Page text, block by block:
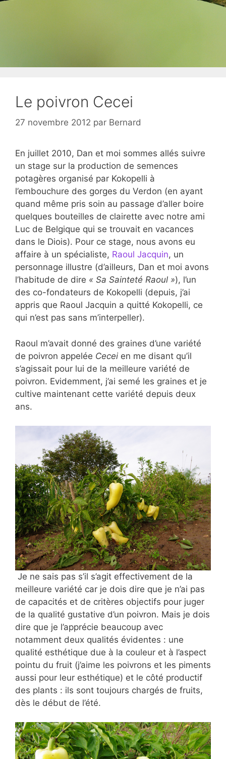
Le poivron Cecei
27 novembre 2012 par Bernard
En juillet 2010, Dan et moi sommes allés suivre
un stage sur la production de semences
potagères organisé par Kokopelli à
l’embouchure des gorges du Verdon (en ayant
quand même pris soin au passage d’aller boire
quelques bouteilles de clairette avec notre ami
Luc de Belgique qui se trouvait en vacances
dans le Diois). Pour ce stage, nous avons eu
affaire à un spécialiste, Raoul Jacquin, un
personnage illustre (d’ailleurs, Dan et moi avons
l’habitude de dire « Sa Sainteté Raoul »), l’un
des co-fondateurs de Kokopelli (depuis, j’ai
appris que Raoul Jacquin a quitté Kokopelli, ce
qui n’est pas sans m’interpeller).
Raoul m’avait donné des graines d’une variété
de poivron appelée Cecei en me disant qu’il
s’agissait pour lui de la meilleure variété de
poivron. Evidemment, j’ai semé les graines et je
cultive maintenant cette variété depuis deux
ans.
Je ne sais pas s’il s’agit effectivement de la
meilleure variété car je dois dire que je n’ai pas
de capacités et de critères objectifs pour juger
de la qualité gustative d’un poivron. Mais je dois
dire que je l’apprécie beaucoup avec
notamment deux qualités évidentes : une
qualité esthétique due à la couleur et à l’aspect
pointu du fruit (j’aime les poivrons et les piments
aussi pour leur esthétique) et le côté productif
des plants : ils sont toujours chargés de fruits,
dès le début de l’été.